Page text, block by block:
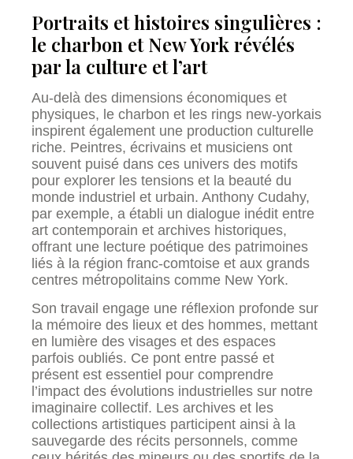
Portraits et histoires singulières :
le charbon et New York révélés
par la culture et l’art
Au-delà des dimensions économiques et
physiques, le charbon et les rings new-yorkais
inspirent également une production culturelle
riche. Peintres, écrivains et musiciens ont
souvent puisé dans ces univers des motifs
pour explorer les tensions et la beauté du
monde industriel et urbain. Anthony Cudahy,
par exemple, a établi un dialogue inédit entre
art contemporain et archives historiques,
offrant une lecture poétique des patrimoines
liés à la région franc-comtoise et aux grands
centres métropolitains comme New York.
Son travail engage une réflexion profonde sur
la mémoire des lieux et des hommes, mettant
en lumière des visages et des espaces
parfois oubliés. Ce pont entre passé et
présent est essentiel pour comprendre
l’impact des évolutions industrielles sur notre
imaginaire collectif. Les archives et les
collections artistiques participent ainsi à la
sauvegarde des récits personnels, comme